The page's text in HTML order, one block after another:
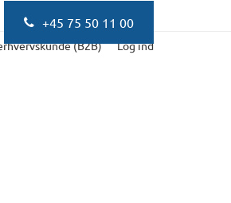
+45 75 50 11 00
(B2B) Log ind